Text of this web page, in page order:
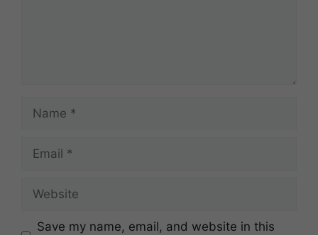
Website
Save my name, email, and website in this